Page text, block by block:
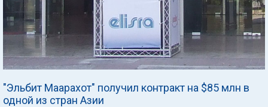
"Эльбит Маарахот" получил контракт на $85 млн в
одной из стран Азии